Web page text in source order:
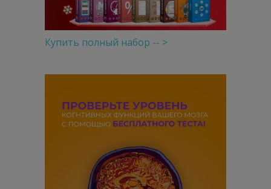
Купить полный набор -- >